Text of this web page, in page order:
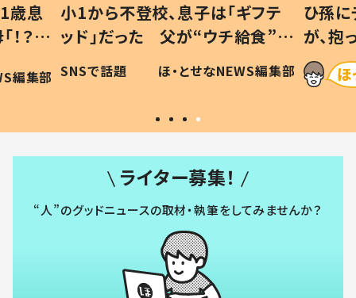
歳息
？」
編集部
小1から不登校、息子は「ギフテ
ッド」だった 父が“ウチ給食”を
作り続ける理由とは #令和の親
#令和の子
SNSで話題 ほ・とせなNEWS編集部
ひ孫
が、
「涙が
い」
ライター募集！
“人”のグッドニュースの取材・執筆をしてみませんか？